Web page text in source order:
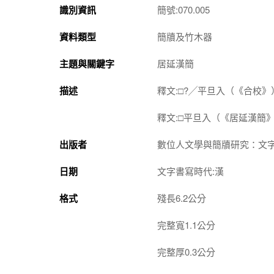
識別資訊 簡號:070.005
資料類型 簡牘及竹木器
主題與關鍵字 居延漢簡
描述 釋文:□?╱平旦入（《合校》）
釋文:□平旦入（《居延漢簡》
出版者 數位人文學與簡牘研究：文
日期 文字書寫時代:漢
格式 殘長6.2公分
完整寬1.1公分
完整厚0.3公分